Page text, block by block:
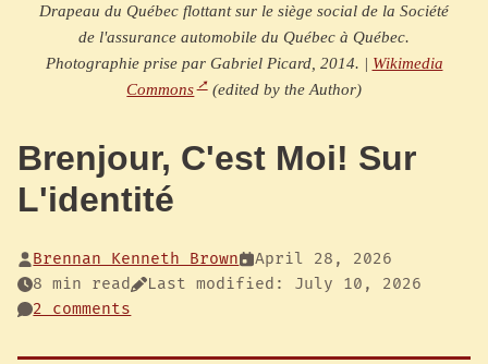
Drapeau du Québec flottant sur le siège social de la Société
de l'assurance automobile du Québec à Québec.
Photographie prise par Gabriel Picard, 2014. | Wikimedia
Commons
(edited by the Author)
Brenjour, C'est Moi! Sur
L'identité
Brennan Kenneth Brown
April 28, 2026
8 min read
Last modified: July 10, 2026
2 comments